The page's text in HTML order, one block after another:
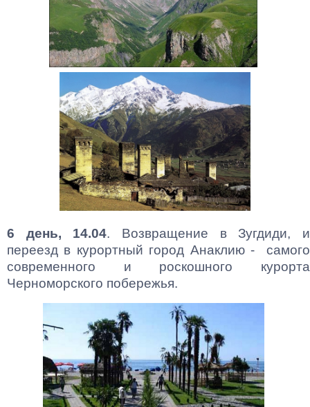
6 день, 14.04. Возвращение в Зугдиди, и
переезд в курортный город Анаклию - самого
современного и роскошного курорта
Черноморского побережья.